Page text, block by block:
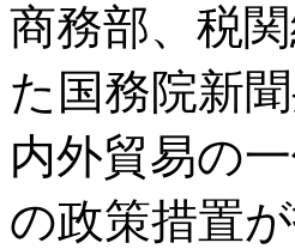
商務部、税
た国務院新
内外貿易の
の政策措置